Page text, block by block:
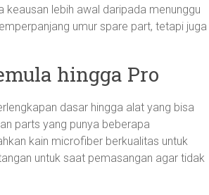
keausan lebih awal daripada menunggu
umur spare part, tetapi juga
hingga Pro
dasar hingga alat yang bisa
parts yang punya beberapa
kain microfiber berkualitas untuk
untuk saat pemasangan agar tidak